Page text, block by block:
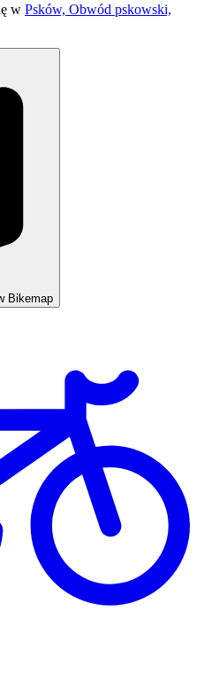
w Psków, Obwód pskowski,
Bikemap